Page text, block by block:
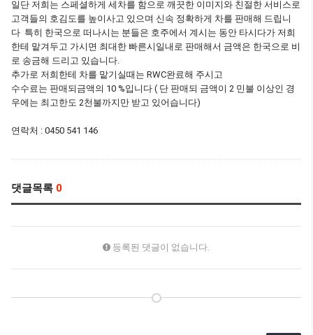
일단 저희는 스페셜하게 세차를 함으로 깨끗한 이미지와 친절한 서비스로
고객들의 호김도를 높이사고 있으며 신속 정확하게 차를 판매해 드립니
다 특히 한국으로 떠나시는 분들은 호주에서 계시는 동안 타시다가 저희
한테 맡겨두고 가시면 최대한 빠른시일내로 판매해서 금액은 한국으로 비
로 송금해 드리고 있습니다.
추가로 저희한테 차를 맡기실때는 RWC완료해 주시고
수수료는 판매되금액의 10 %입니다 ( 단 판매되 금액이 2 민불 이상인 경
우에는 최고한도 2천불까지만 받고 있어습니다)
연락처 : 0450 541 146
댓글목록 0
등록된 댓글이 없습니다.